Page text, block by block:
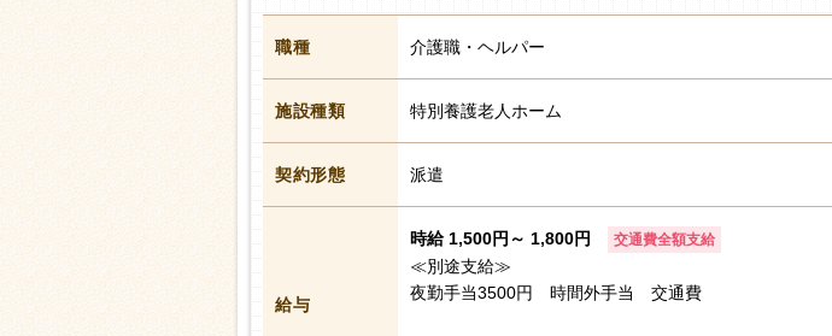
職種 介護職・ヘルパー
施設種類 特別養護老人ホーム
契約形態 派遣
給与
時給 1,500円～ 1,800円 交通費全額支給
≪別途支給≫
夜勤手当3500円 時間外手当 交通費